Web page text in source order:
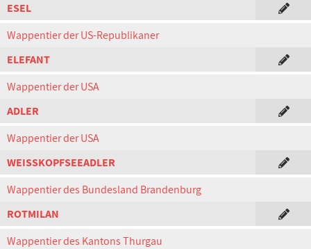
ESEL
Wappentier der US-Republikaner
ELEFANT
Wappentier der USA
ADLER
Wappentier der USA
WEISSKOPFSEEADLER
Wappentier des Bundesland Brandenburg
ROTMILAN
Wappentier des Kantons Thurgau